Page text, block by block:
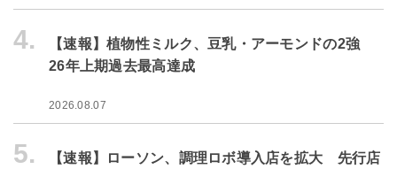
4.
【速報】植物性ミルク、豆乳・アーモンドの2強
26年上期過去最高達成
2026.08.07
5.
【速報】ローソン、調理ロボ導入店を拡大 先行店